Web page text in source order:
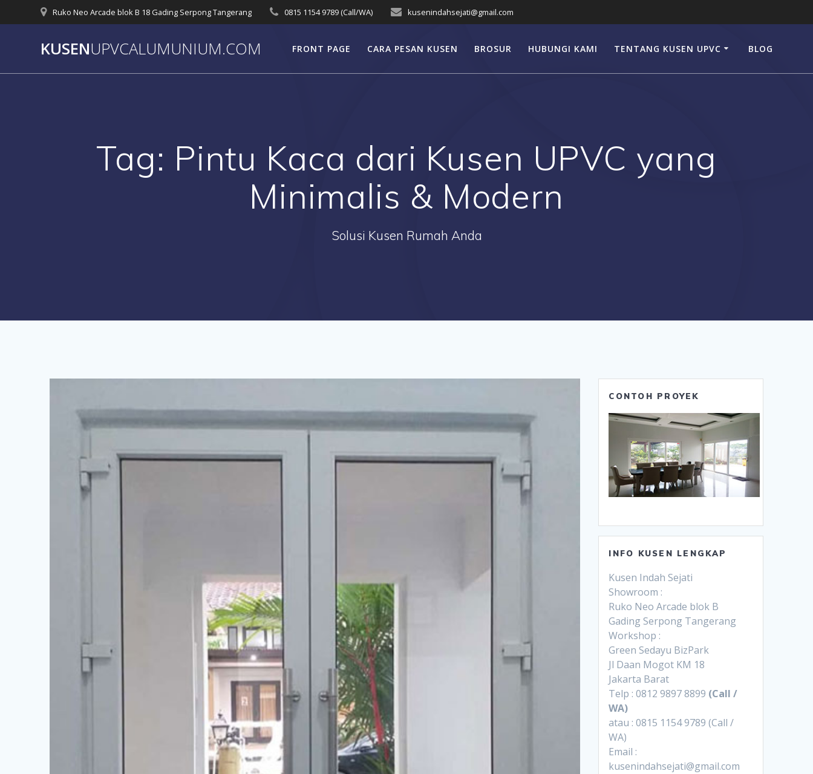
to
Ruko Neo Arcade blok B 18 Gading Serpong Tangerang 0815 1154 9789 (Call/WA) kusenindahsejati@gmail.com
KUSENUPVCALUMUNIUM.COM FRONT PAGE CARA PESAN KUSEN BROSUR HUBUNGI KAMI TENTANG KUSEN UPVC BLOG
Tag: Pintu Kaca dari Kusen UPVC yang
Minimalis & Modern
Solusi Kusen Rumah Anda
CONTOH PROYEK
INFO KUSEN LENGKAP
Kusen Indah Sejati
Showroom :
Ruko Neo Arcade blok B
Gading Serpong Tangerang
Workshop :
Green Sedayu BizPark
Jl Daan Mogot KM 18
Jakarta Barat
Telp : 0812 9897 8899 (Call /
WA)
atau : 0815 1154 9789 (Call /
WA)
Email :
kusenindahsejati@gmail.com